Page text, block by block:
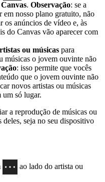
. Observação: se a
em nosso plano gratuito, não
os anúncios de vídeo e, às
do Canvas vão aparecer com
ou músicas para
músicas o jovem ouvinte não
: isso permite que vocês
que o jovem ouvinte não
novos artistas ou músicas
um só lugar.
a reprodução de músicas ou
deles, seja no seu dispositivo
ao lado do artista ou